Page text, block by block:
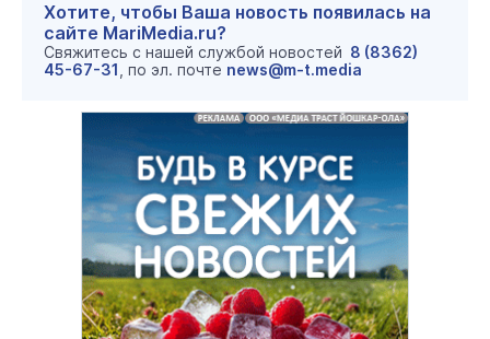
Хотите, чтобы Ваша новость появилась на
сайте MariMedia.ru?
Свяжитесь с нашей службой новостей 8 (8362)
45-67-31 , по эл. почте news@m-t.media